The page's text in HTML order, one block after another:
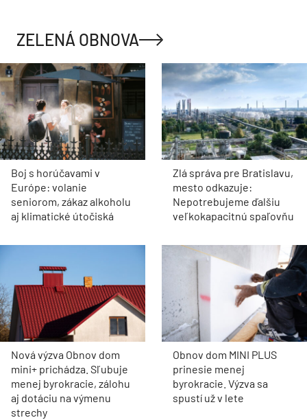
ZELENÁ OBNOVA
Boj s horúčavami v
Európe: volanie
seniorom, zákaz alkoholu
aj klimatické útočiská
Zlá správa pre Bratislavu,
mesto odkazuje:
Nepotrebujeme ďalšiu
veľkokapacitnú spaľovňu
Nová výzva Obnov dom
mini+ prichádza. Sľubuje
menej byrokracie, zálohu
aj dotáciu na výmenu
strechy
Obnov dom MINI PLUS
prinesie menej
byrokracie. Výzva sa
spustí už v lete